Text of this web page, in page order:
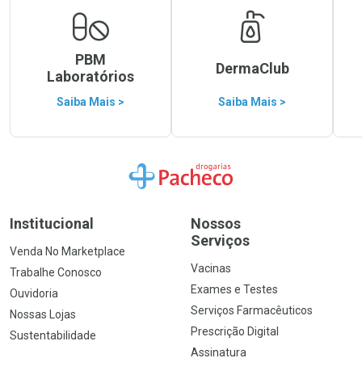
PBM
Laboratórios
Saiba Mais >
DermaClub
Saiba Mais >
Ir para a Home
Institucional
Venda No Marketplace
Trabalhe Conosco
Ouvidoria
Nossas Lojas
Sustentabilidade
Nossos
Serviços
Vacinas
Exames e Testes
Serviços Farmacêuticos
Prescrição Digital
Assinatura